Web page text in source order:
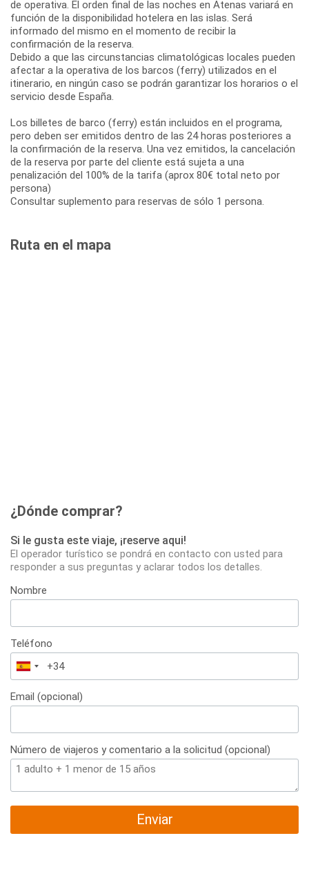
de operativa. El orden final de las noches en Atenas variará en
función de la disponibilidad hotelera en las islas. Será
informado del mismo en el momento de recibir la
confirmación de la reserva.
Debido a que las circunstancias climatológicas locales pueden
afectar a la operativa de los barcos (ferry) utilizados en el
itinerario, en ningún caso se podrán garantizar los horarios o el
servicio desde España.
Los billetes de barco (ferry) están incluidos en el programa,
pero deben ser emitidos dentro de las 24 horas posteriores a
la confirmación de la reserva. Una vez emitidos, la cancelación
de la reserva por parte del cliente está sujeta a una
penalización del 100% de la tarifa (aprox 80€ total neto por
persona)
Consultar suplemento para reservas de sólo 1 persona.
Ruta en el mapa
¿Dónde comprar?
Si le gusta este viaje, ¡reserve aqui!
El operador turístico se pondrá en contacto con usted para
responder a sus preguntas y aclarar todos los detalles.
Nombre
Teléfono
España
+34
Email (opcional)
Número de viajeros y comentario a la solicitud (opcional)
Enviar